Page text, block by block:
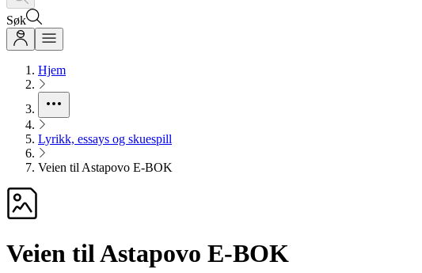
Søk
Hjem
Lyrikk, essays og skuespill
Veien til Astapovo E-BOK
Veien til Astapovo E-BOK